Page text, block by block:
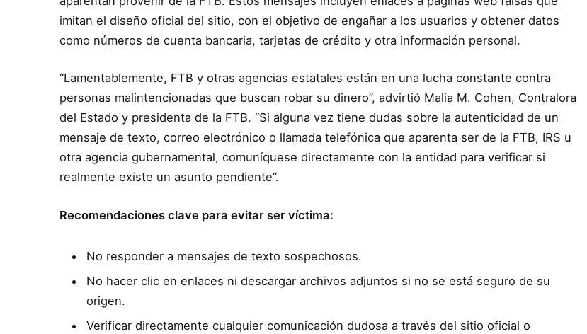
imitan el diseño oficial del sitio, con el objetivo de engañar a los usuarios y obtener datos
como números de cuenta bancaria, tarjetas de crédito y otra información personal.
“Lamentablemente, FTB y otras agencias estatales están en una lucha constante contra
personas malintencionadas que buscan robar su dinero”, advirtió Malia M. Cohen, Contralora
del Estado y presidenta de la FTB. “Si alguna vez tiene dudas sobre la autenticidad de un
mensaje de texto, correo electrónico o llamada telefónica que aparenta ser de la FTB, IRS u
otra agencia gubernamental, comuníquese directamente con la entidad para verificar si
realmente existe un asunto pendiente”.
Recomendaciones clave para evitar ser víctima:
No responder a mensajes de texto sospechosos.
No hacer clic en enlaces ni descargar archivos adjuntos si no se está seguro de su
origen.
Verificar directamente cualquier comunicación dudosa a través del sitio oficial o